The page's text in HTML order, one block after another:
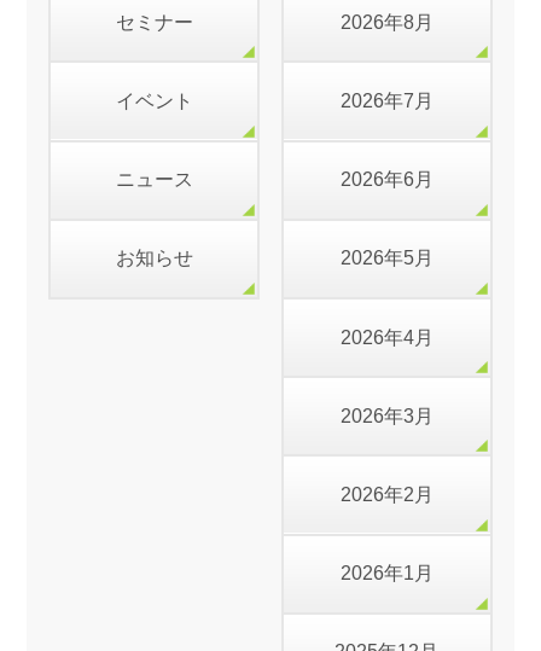
セミナー
イベント
ニュース
お知らせ
2026年8月
2026年7月
2026年6月
2026年5月
2026年4月
2026年3月
2026年2月
2026年1月